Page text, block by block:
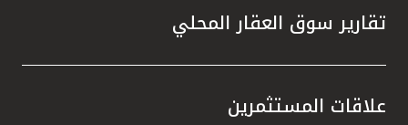
تقارير سوق العقار المحلي
علاقات المستثمرين